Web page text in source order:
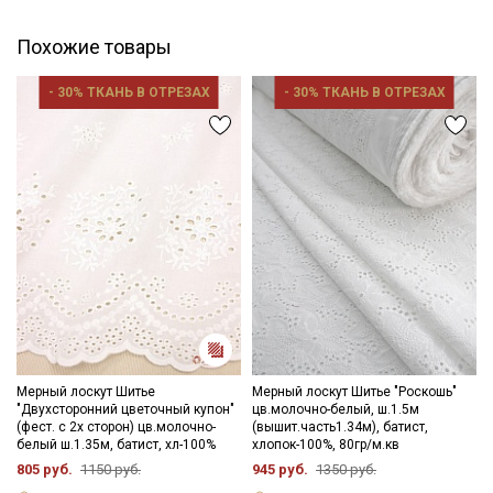
Цветопередача может отличаться от оригинального цвета
зависимости от партии.
Похожие товары
- 30% ТКАНЬ В ОТРЕЗАХ
Мерный лоскут Шитье
"Двухсторонний цветочный купон"
(фест. с 2х сторон) цв.молочно-
белый ш.1.35м, батист, хл-100%
805 руб. 1150 руб.
- 30% ТКАНЬ В ОТРЕЗАХ
Мерный лоскут Шитье "Роскошь"
цв.молочно-белый, ш.1.5м
(вышит.часть1.34м), батист,
хлопок-100%, 80гр/м.кв
945 руб. 1350 руб.